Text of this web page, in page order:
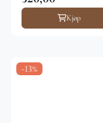
Kjøp
-13%